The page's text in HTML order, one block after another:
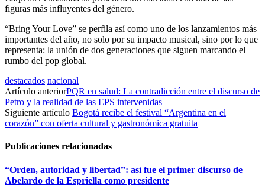
figuras más influyentes del género.
“Bring Your Love” se perfila así como uno de los lanzamientos más
importantes del año, no solo por su impacto musical, sino por lo que
representa: la unión de dos generaciones que siguen marcando el
rumbo del pop global.
destacados nacional
Artículo anteriorPQR en salud: La contradicción entre el discurso de
Petro y la realidad de las EPS intervenidas
Siguiente artículo Bogotá recibe el festival “Argentina en el
corazón” con oferta cultural y gastronómica gratuita
Publicaciones relacionadas
“Orden, autoridad y libertad”: así fue el primer discurso de
Abelardo de la Espriella como presidente